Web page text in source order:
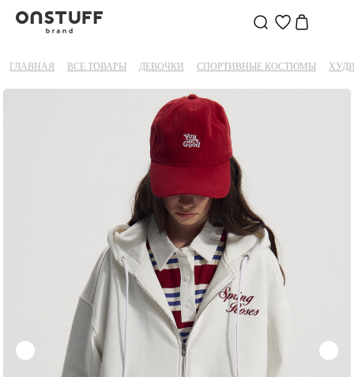
ГЛАВНАЯ ВСЕ ТОВАРЫ ДЕВОЧКИ СПОРТИВНЫЕ КОСТЮМЫ